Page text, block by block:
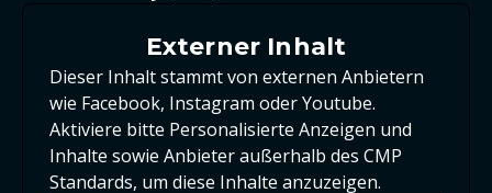
Externer Inhalt
Dieser Inhalt stammt von externen Anbietern
wie Facebook, Instagram oder Youtube.
Aktiviere bitte Personalisierte Anzeigen und
Inhalte sowie Anbieter außerhalb des CMP
Standards, um diese Inhalte anzuzeigen.